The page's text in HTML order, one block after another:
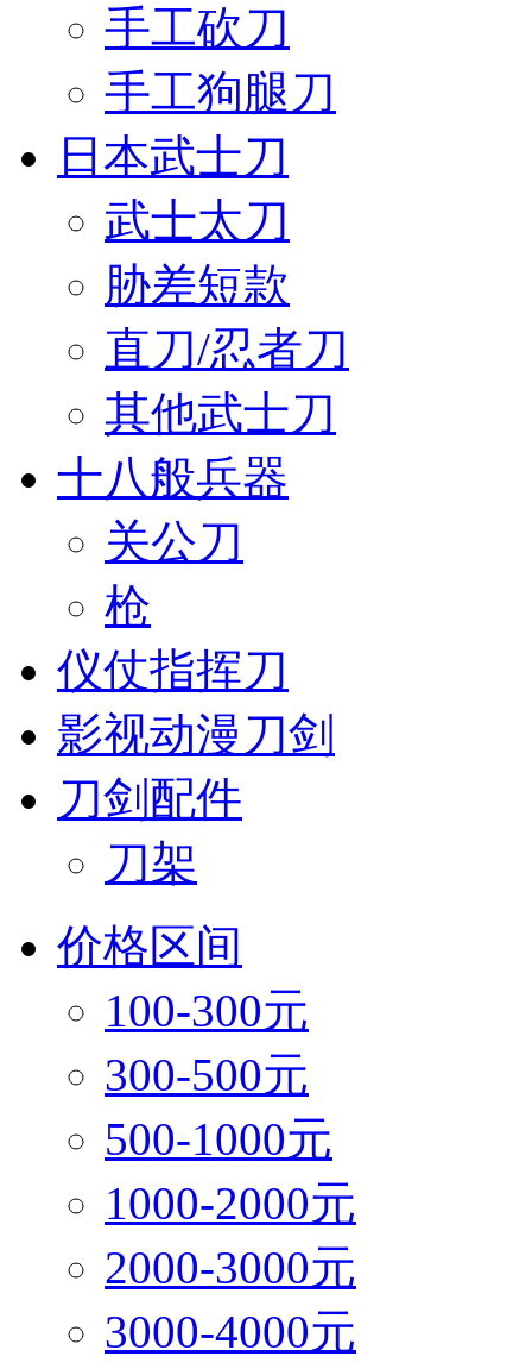
手工砍刀
手工狗腿刀
日本武士刀
武士太刀
胁差短款
直刀/忍者刀
其他武士刀
十八般兵器
关公刀
枪
仪仗指挥刀
影视动漫刀剑
刀剑配件
刀架
价格区间
100-300元
300-500元
500-1000元
1000-2000元
2000-3000元
3000-4000元